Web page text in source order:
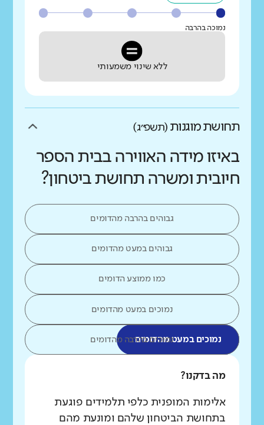
נמוכה בהרבה
ללא שינוי משמעותי
תחושת מוגנות (תשפ״ג)
באיזו מידה האווירה בבית הספר
חיובית ומשרה תחושת ביטחון?
גבוהים בהרבה מהדומים
גבוהים במעט מהדומים
כמו ממוצע הדומים
נמוכים במעט מהדומים
נמוכים במעט מהדומיםנמוכים בהרבה מהדומים
מה בדקנו?
אלימות המופנית כלפי תלמידים פוגעת
בתחושת הביטחון שלהם ומונעת מהם